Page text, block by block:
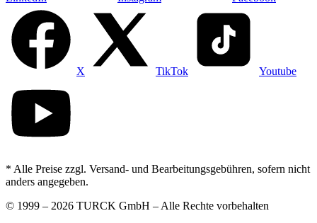
X TikTok Youtube
* Alle Preise zzgl. Versand- und Bearbeitungsgebühren, sofern nicht
anders angegeben.
© 1999 – 2026 TURCK GmbH – Alle Rechte vorbehalten